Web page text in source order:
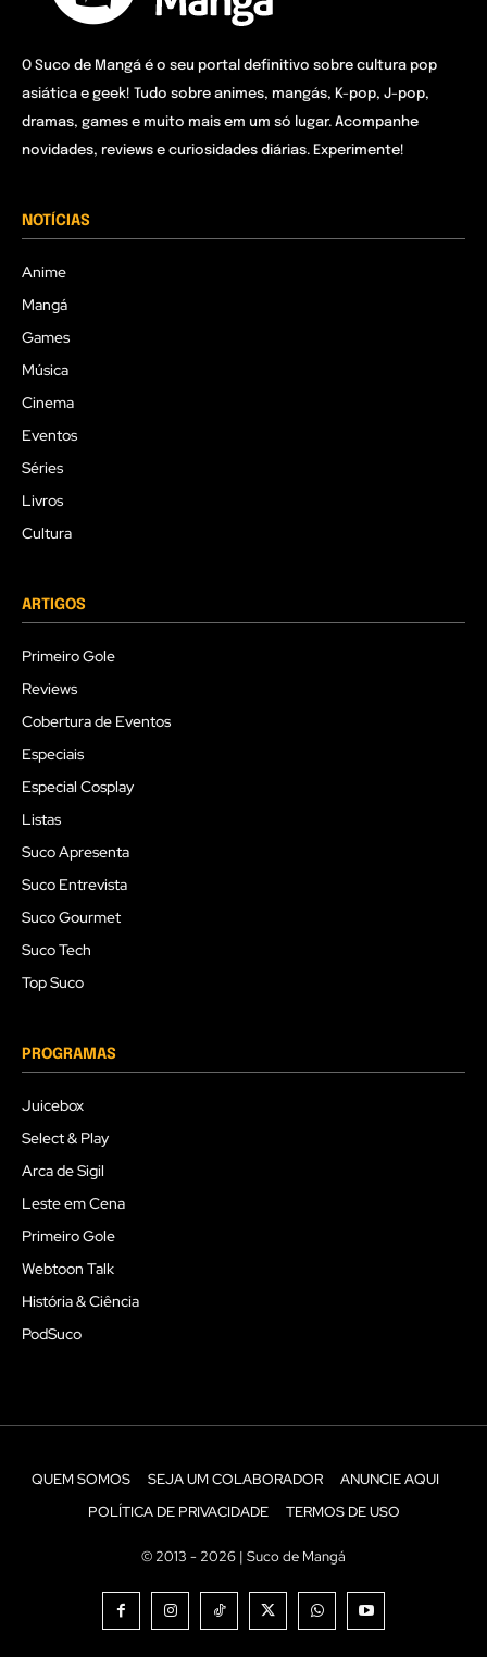
O Suco de Mangá é o seu portal definitivo sobre cultura pop
asiática e geek! Tudo sobre animes, mangás, K-pop, J-pop,
dramas, games e muito mais em um só lugar. Acompanhe
novidades, reviews e curiosidades diárias. Experimente!
NOTÍCIAS
Anime
Mangá
Games
Música
Cinema
Eventos
Séries
Livros
Cultura
ARTIGOS
Primeiro Gole
Reviews
Cobertura de Eventos
Especiais
Especial Cosplay
Listas
Suco Apresenta
Suco Entrevista
Suco Gourmet
Suco Tech
Top Suco
PROGRAMAS
Juicebox
Select & Play
Arca de Sigil
Leste em Cena
Primeiro Gole
Webtoon Talk
História & Ciência
PodSuco
QUEM SOMOS SEJA UM COLABORADOR
ANUNCIE AQUI
POLÍTICA DE PRIVACIDADE
TERMOS DE USO
© 2013 - 2026 | Suco de Mangá